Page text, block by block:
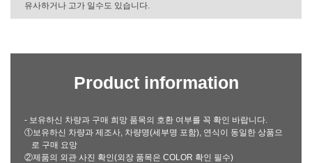
유사하거나 고가 일수도 있습니다.
Product information
- 보유하신 차량과 구매 희망 품목의 호환 여부를 꼭 확인 바랍니다.
①보유하신 차량과 제조사, 차량명(세부명 포함), 연식이 동일한 상품으
로 구매 요망
②제품의 외관 사진 확인(외장 품목은 COLOR 확인 필수)